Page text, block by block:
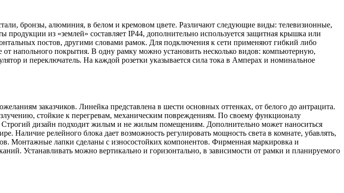
бронзы, алюминия, в белом и кремовом цвете. Различают следующие виды: телевизионные,
из «землей» составляет IP44, дополнительно используется защитная крышка или
постов, другими словами рамок. Для подключения к сети применяют гибкий либо
покрытия. В одну рамку можно установить несколько видов: компьютерную,
и переключатель. На каждой розетки указывается сила тока в Амперах и номинальное
заказчиков. Линейка представлена в шести основных оттенках, от белого до антрацита.
стойкие к перегревам, механическим повреждениям. По своему функционалу
дизайн подходит жилым и не жилым помещениям. Дополнительно может наноситься
Наличие релейного блока дает возможность регулировать мощность света в комнате, убавлять,
Монтажные лапки сделаны с износостойких компонентов. Фирменная маркировка и
Устанавливать можно вертикально и горизонтально, в зависимости от рамки и планируемого